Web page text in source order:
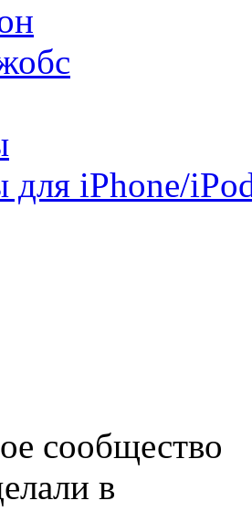
iPhone/
сообщество
в